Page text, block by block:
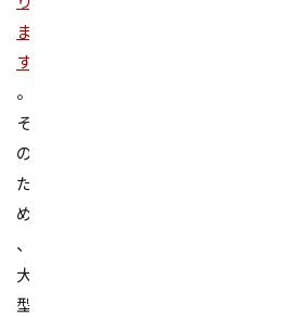
ま
す
。
そ
の
た
め
、
大
型